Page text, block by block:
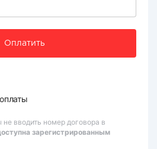
Оплатить
вводить номер договора в
зарегистрированным